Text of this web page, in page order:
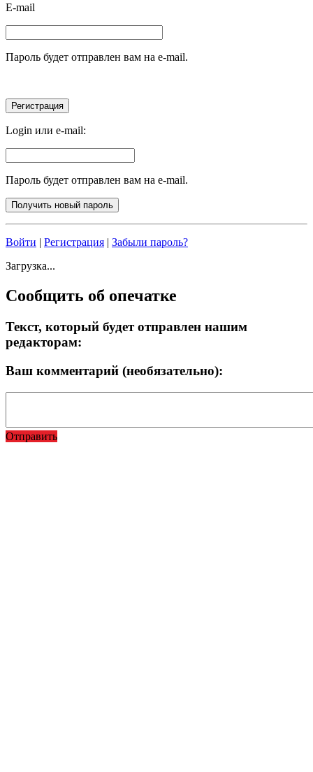
E-mail
Пароль будет отправлен вам на e-mail.
Login или e-mail:
Пароль будет отправлен вам на e-mail.
Войти | Регистрация | Забыли пароль?
Загрузка...
Сообщить об опечатке
Текст, который будет отправлен нашим
редакторам:
Ваш комментарий (необязательно):
Отправить